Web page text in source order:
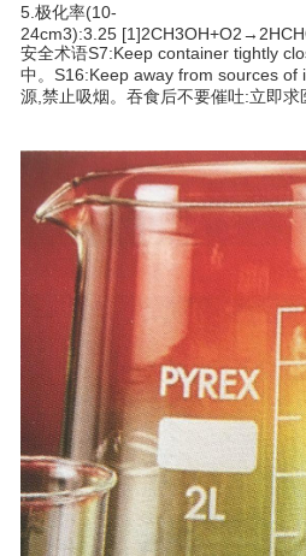
5.极化率(10-
24cm3):3.25 [1]
安全术语S7:Keep container tightly
中。S16:Keep away from sources of
源,禁止吸烟。吞食后不要催吐:立即求